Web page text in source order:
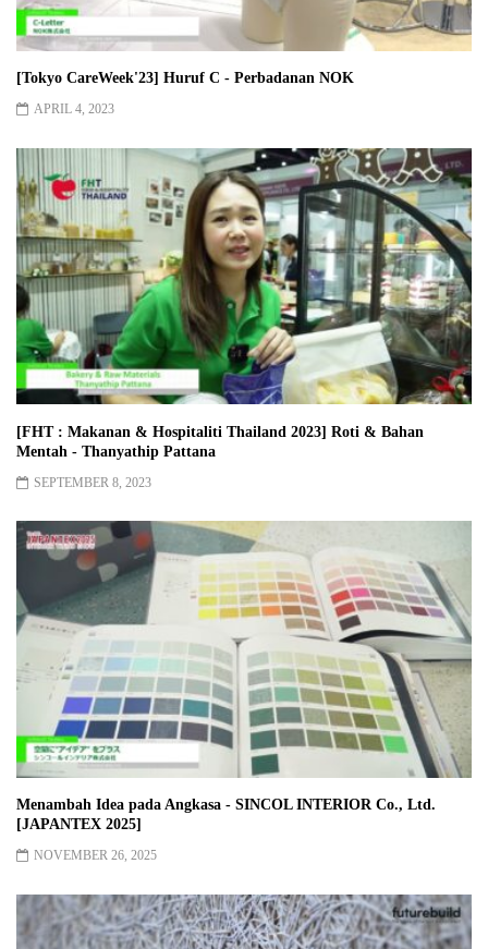
[Tokyo CareWeek'23] Huruf C - Perbadanan NOK
APRIL 4, 2023
[FHT : Makanan & Hospitaliti Thailand 2023] Roti & Bahan
Mentah - Thanyathip Pattana
SEPTEMBER 8, 2023
Menambah Idea pada Angkasa - SINCOL INTERIOR Co., Ltd.
[JAPANTEX 2025]
NOVEMBER 26, 2025